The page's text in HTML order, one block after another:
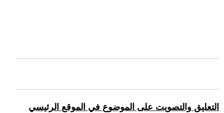
التعليق والتصويت على الموضوع في الموقع الرئيسي